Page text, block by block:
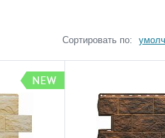
Сортировать по: